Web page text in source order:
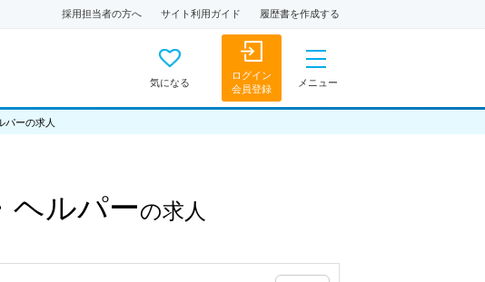
採用担当者の方へ サイト利用ガイド 履歴書を作成する
気になる
ログイン
会員登録
メニュー
パーの求人
ヘルパーの求人